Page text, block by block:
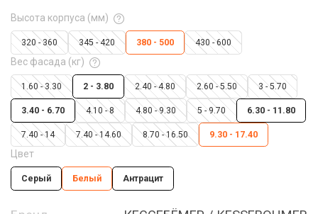
Высота корпуса (мм)
320 - 360 345 - 420 380 - 500 430 - 600
Вес фасада (кг)
1.60 - 3.30 2 - 3.80 2.40 - 4.80 2.60 - 5.50 3 - 5.70
3.40 - 6.70 4.10 - 8 4.80 - 9.30 5 - 9.70 6.30 - 11.80
7.40 - 14 7.40 - 14.60 8.70 - 16.50 9.30 - 17.40
Цвет
Серый Белый Антрацит